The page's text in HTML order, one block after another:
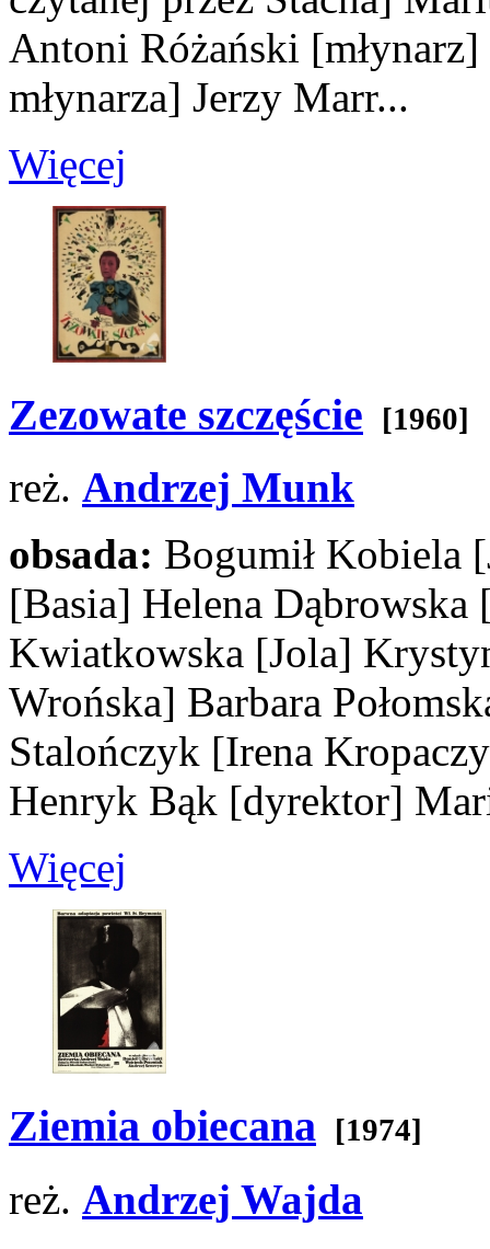
Antoni Różański [młynarz]
młynarza] Jerzy Marr...
Więcej
Zezowate szczęście [1960]
reż. Andrzej Munk
obsada: Bogumił Kobiela
[Basia] Helena Dąbrowska
Kwiatkowska [Jola]
Wrońska] Barbara
Stalończyk [Irena
Henryk Bąk [dyrektor]
Więcej
Ziemia obiecana [1974]
reż. Andrzej Wajda